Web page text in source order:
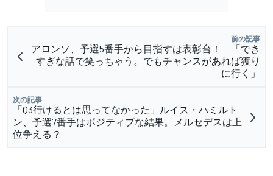
前の記事
アロンソ、予選5番手から目指すは表彰台！ 「でき
すぎな話で笑っちゃう。でもチャンスがあれば獲り
に行く」
次の記事
「Q3行けるとは思ってなかった」ルイス・ハミルト
ン、予選7番手はポジティブな結果。メルセデスは上
位争える？